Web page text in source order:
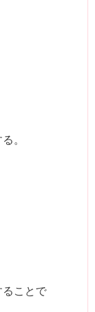
。
ことで